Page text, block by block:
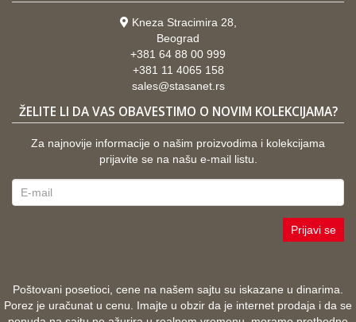
Kneza Stracimira 28,
Beograd
+381 64 88 00 999
+381 11 4065 158
sales@stasanet.rs
ŽELITE LI DA VAS OBAVESTIMO O NOVIM KOLEKCIJAMA?
Za najnovije informacije o našim proizvodima i kolekcijama
prijavite se na našu e-mail listu.
Prijavi se
Poštovani posetioci, cene na našem sajtu su iskazane u dinarima.
Porez je uračunat u cenu. Imajte u obzir da je internet prodaja i da se